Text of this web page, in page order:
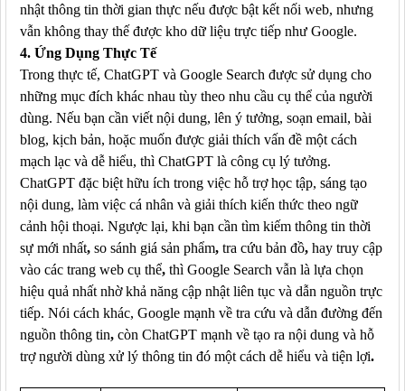
nhật thông tin thời gian thực nếu được bật kết nối web, nhưng
vẫn không thay thế được kho dữ liệu trực tiếp như Google.
4. Ứng Dụng Thực Tế
Trong thực tế, ChatGPT và Google Search được sử dụng cho
những mục đích khác nhau tùy theo nhu cầu cụ thể của người
dùng. Nếu bạn cần viết nội dung, lên ý tưởng, soạn email, bài
blog, kịch bản, hoặc muốn được giải thích vấn đề một cách
mạch lạc và dễ hiểu, thì ChatGPT là công cụ lý tưởng.
ChatGPT đặc biệt hữu ích trong việc hỗ trợ học tập, sáng tạo
nội dung, làm việc cá nhân và giải thích kiến thức theo ngữ
cảnh hội thoại. Ngược lại, khi bạn cần tìm kiếm thông tin thời
sự mới nhất, so sánh giá sản phẩm, tra cứu bản đồ, hay truy cập
vào các trang web cụ thể, thì Google Search vẫn là lựa chọn
hiệu quả nhất nhờ khả năng cập nhật liên tục và dẫn nguồn trực
tiếp. Nói cách khác, Google mạnh về tra cứu và dẫn đường đến
nguồn thông tin, còn ChatGPT mạnh về tạo ra nội dung và hỗ
trợ người dùng xử lý thông tin đó một cách dễ hiểu và tiện lợi.